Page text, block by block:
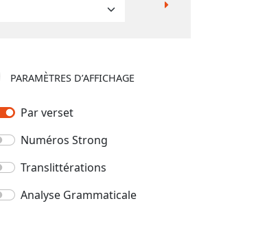
Bibliothèque
PARAMÈTRES D’AFFICHAGE
Par verset
Numéros Strong
Translittérations
Analyse Grammaticale